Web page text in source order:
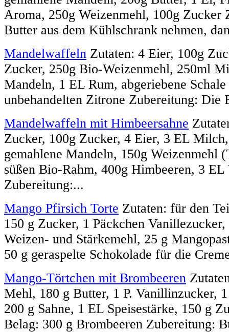
Aroma, 250g Weizenmehl, 100g Zucker
Butter aus dem Kühlschrank nehmen,
Mandelwaffeln Zutaten: 4 Eier, 100g
Zucker, 250g Bio-Weizenmehl, 250ml
Mandeln, 1 EL Rum, abgeriebene
unbehandelten Zitrone Zubereitung: Die
Mandelwaffeln mit Himbeersahne
Zucker, 100g Zucker, 4 Eier, 3 EL
gemahlene Mandeln, 150g Weizenmehl
süßen Bio-Rahm, 400g Himbeeren, 3
Zubereitung:...
Mango Pfirsich Torte Zutaten: für den
150 g Zucker, 1 Päckchen
Weizen- und Stärkemehl, 25 g
50 g geraspelte Schokolade für die
Mango-Törtchen mit Brombeeren
Mehl, 180 g Butter, 1 P. Vanillinzucker,
200 g Sahne, 1 EL Speisestärke, 150 g
Belag: 300 g Brombeeren Zubereitung: